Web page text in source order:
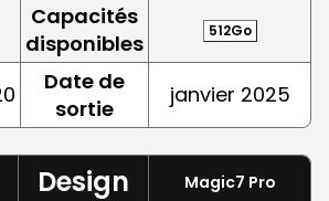
Capacités
disponibles
512Go
Date de
sortie
janvier 2025
Design Magic7 Pro